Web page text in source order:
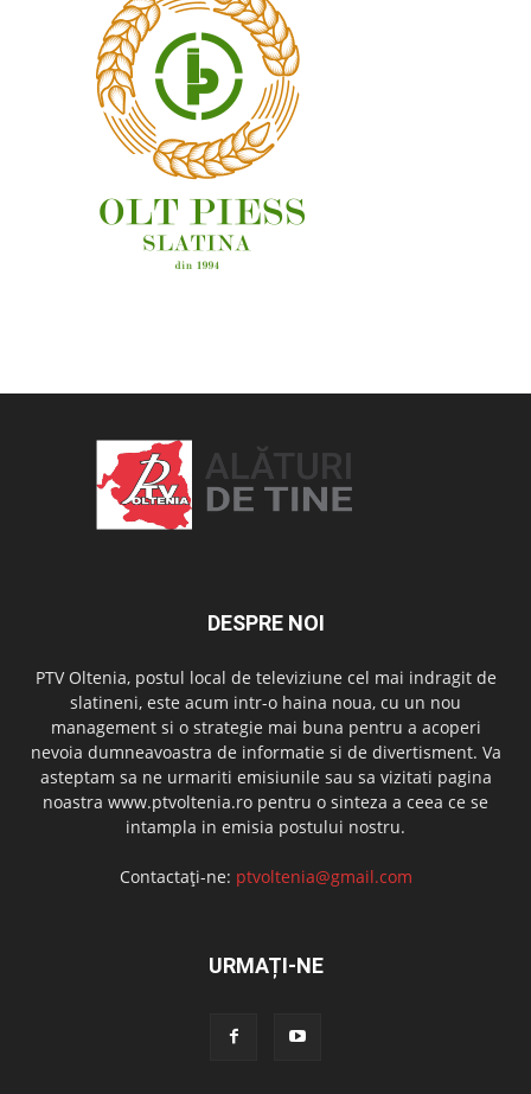
DESPRE NOI
PTV Oltenia, postul local de televiziune cel mai indragit de
slatineni, este acum intr-o haina noua, cu un nou
management si o strategie mai buna pentru a acoperi
nevoia dumneavoastra de informatie si de divertisment. Va
asteptam sa ne urmariti emisiunile sau sa vizitati pagina
noastra www.ptvoltenia.ro pentru o sinteza a ceea ce se
intampla in emisia postului nostru.
Contactați-ne: ptvoltenia@gmail.com
URMAȚI-NE